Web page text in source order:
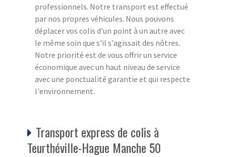
professionnels. Notre transport est effectué
par nos propres véhicules. Nous pouvons
déplacer vos colis d'un point à un autre avec
le même soin que s'il s'agissait des nôtres.
Notre priorité est de vous offrir un service
économique avec un haut niveau de service
avec une ponctualité garantie et qui respecte
l'environnement.
Transport express de colis à
Teurthéville-Hague Manche 50